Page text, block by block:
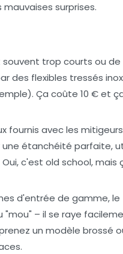
surprises.
souvent trop courts ou
des flexibles tressés
Ça coûte 10 € et
fournis avec les
étanchéité parfaite,
c'est old school, mais
d'entrée de gamme, le
– il se raye
un modèle brossé